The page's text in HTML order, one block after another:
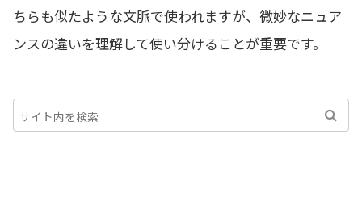
ちらも似たような文脈で使われますが、微妙なニュア
ンスの違いを理解して使い分けることが重要です。